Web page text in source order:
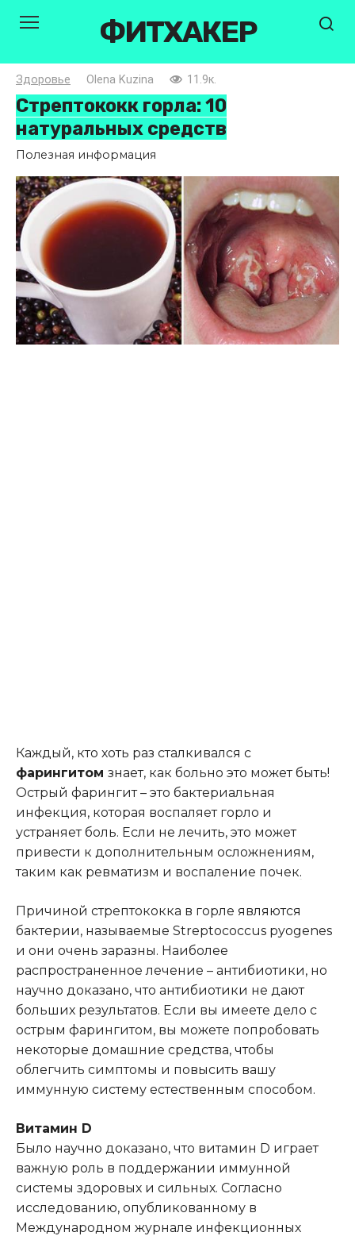
ФИТХАКЕР
Здоровье Olena Kuzina 11.9к.
Стрептококк горла: 10
натуральных средств
Полезная информация
Каждый, кто хоть раз сталкивался с
фарингитом знает, как больно это может быть!
Острый фарингит – это бактериальная
инфекция, которая воспаляет горло и
устраняет боль. Если не лечить, это может
привести к дополнительным осложнениям,
таким как ревматизм и воспаление почек.
Причиной стрептококка в горле являются
бактерии, называемые Streptococcus pyogenes
и они очень заразны. Наиболее
распространенное лечение – антибиотики, но
научно доказано, что антибиотики не дают
больших результатов. Если вы имеете дело с
острым фарингитом, вы можете попробовать
некоторые домашние средства, чтобы
облегчить симптомы и повысить вашу
иммунную систему естественным способом.
Витамин D
Было научно доказано, что витамин D играет
важную роль в поддержании иммунной
системы здоровых и сильных. Согласно
исследованию, опубликованному в
Международном журнале инфекционных